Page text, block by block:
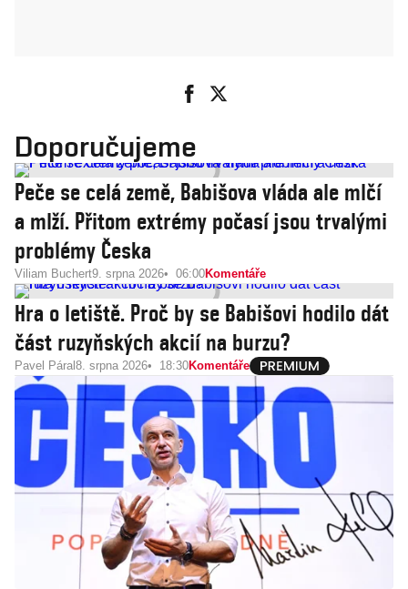
Doporučujeme
Peče se celá země, Babišova vláda ale mlčí
a mlží. Přitom extrémy počasí jsou trvalými
problémy Česka
Viliam Buchert9. srpna 2026 06:00Komentáře
Hra o letiště. Proč by se Babišovi hodilo dát
část ruzyňských akcií na burzu?
Pavel Páral 8. srpna 2026 18:30Komentáře